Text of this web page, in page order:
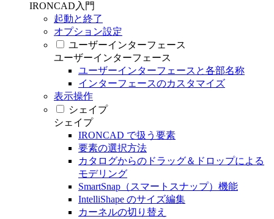
IRONCAD入門
起動と終了
オプション設定
ユーザーインターフェース
ユーザーインターフェース
ユーザーインターフェースと各部名称
インターフェースのカスタマイズ
表示操作
シェイプ
シェイプ
IRONCAD で扱う要素
要素の選択方法
カタログからのドラッグ＆ドロップによる
モデリング
SmartSnap（スマートスナップ）機能
IntelliShape のサイズ編集
カーネルの切り替え